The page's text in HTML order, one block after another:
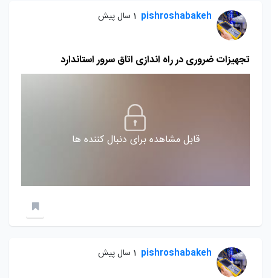
pishroshabakeh 1 سال پیش
تجهیزات ضروری در راه اندازی اتاق سرور استاندارد
قابل مشاهده برای دنبال کننده ها
pishroshabakeh 1 سال پیش